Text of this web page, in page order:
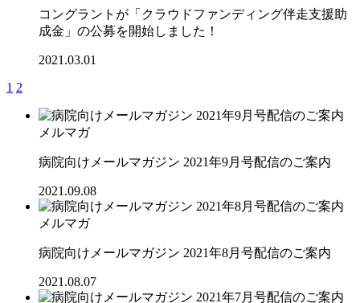
コングラントが「クラウドファンディング伴走支援助
成金」の公募を開始しました！
2021.03.01
1 2
メルマガ
病院向けメールマガジン 2021年9月号配信のご案内
2021.09.08
メルマガ
病院向けメールマガジン 2021年8月号配信のご案内
2021.08.07